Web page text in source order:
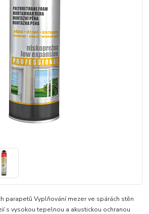
parapetů Vyplňování mezer ve spárách stěn
s vysokou tepelnou a akustickou ochranou